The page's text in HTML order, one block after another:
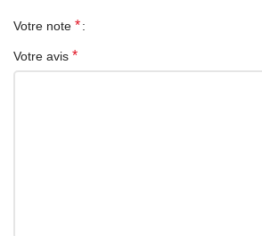
Votre note *
Votre avis *